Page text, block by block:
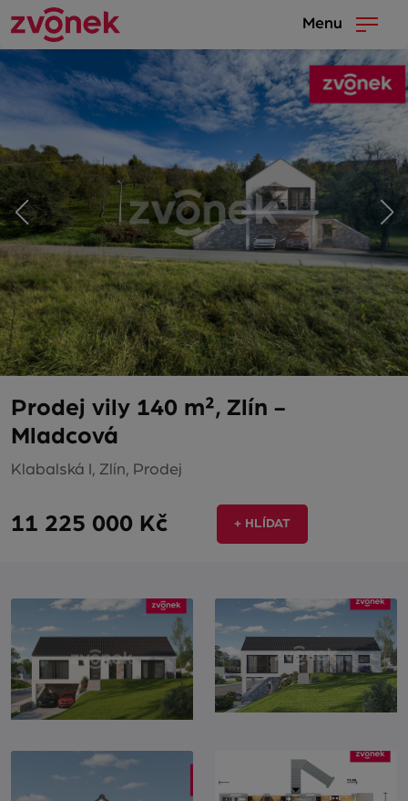
Menu
Prodej vily 140 m², Zlín -
Mladcová
Klabalská I, Zlín, Prodej
11 225 000 Kč + HLÍDAT